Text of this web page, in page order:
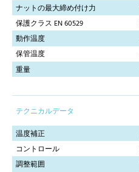
ナットの最大締め付け力
保護クラス EN 60529
動作温度
保管温度
重量
テクニカルデータ
温度補正
コントロール
調整範囲